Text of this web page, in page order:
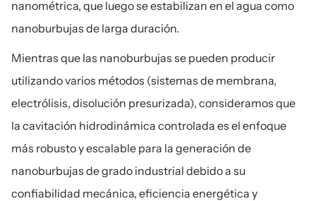
nanométrica, que luego se estabilizan en el agua como
nanoburbujas de larga duración.
Mientras que las nanoburbujas se pueden producir
utilizando varios métodos (sistemas de membrana,
electrólisis, disolución presurizada), consideramos que
la cavitación hidrodinámica controlada es el enfoque
más robusto y escalable para la generación de
nanoburbujas de grado industrial debido a su
confiabilidad mecánica, eficiencia energética y